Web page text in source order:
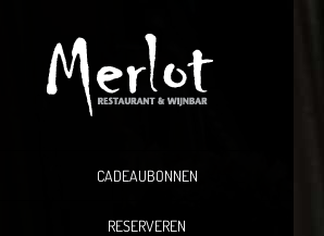
CADEAUBONNEN
RESERVEREN